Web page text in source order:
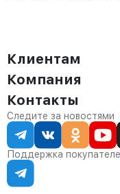
Клиентам
Доставка
Оплата
Сервис
Статус заказа
Статьи
Компания
О компании
Контакты
Партнёрам
Контакты
Отдел продаж:
8 (800) 234-22-62
corp@anvikor.ru
Ежедневно, с 7:00-
Отдел рекламации:
8 (953) 455-25-61
Следите за новостями
Поддержка